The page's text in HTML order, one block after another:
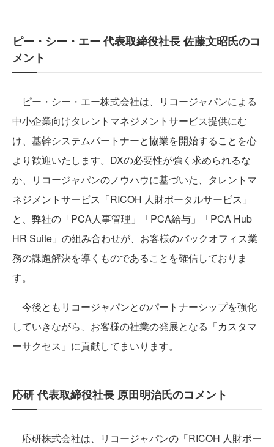
ピー・シー・エー 代表取締役社長 佐藤文昭氏のコ
メント
ピー・シー・エー株式会社は、リコージャパンによる
中小企業向けタレントマネジメントサービス提供にむ
け、基幹システムパートナーと協業を開始することを心
より歓迎いたします。DXの必要性が強く求められるな
か、リコージャパンのノウハウに基づいた、タレントマ
ネジメントサービス「RICOH 人財ポータルサービス」
と、弊社の「PCA人事管理」「PCA給与」「PCA Hub
HR Suite」の組み合わせが、お客様のバックオフィス業
務の課題解決を導くものであることを確信しておりま
す。
今後ともリコージャパンとのパートナーシップを強化
していきながら、お客様の社業の発展となる「カスタマ
ーサクセス」に貢献してまいります。
応研 代表取締役社長 原田明治氏のコメント
応研株式会社は、リコージャパンの「RICOH 人財ポー